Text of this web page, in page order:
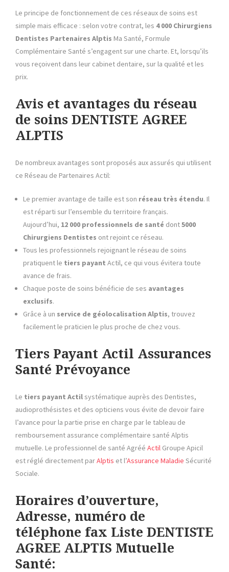
Le principe de fonctionnement de ces réseaux de soins est
simple mais efficace : selon votre contrat, les 4 000 Chirurgiens
Dentistes Partenaires Alptis Ma Santé, Formule
Complémentaire Santé s’engagent sur une charte. Et, lorsqu’ils
vous reçoivent dans leur cabinet dentaire, sur la qualité et les
prix.
Avis et avantages du réseau
de soins DENTISTE AGREE
ALPTIS
De nombreux avantages sont proposés aux assurés qui utilisent
ce Réseau de Partenaires Actil:
Le premier avantage de taille est son réseau très étendu. Il
est réparti sur l’ensemble du territoire français.
Aujourd’hui, 12 000 professionnels de santé dont5000
Chirurgiens Dentistes ont rejoint ce réseau.
Tous les professionnels rejoignant le réseau de soins
pratiquent le tiers payant Actil, ce qui vous évitera toute
avance de frais.
Chaque poste de soins bénéficie de ses avantages
exclusifs.
Grâce à un service de géolocalisation Alptis, trouvez
facilement le praticien le plus proche de chez vous.
Tiers Payant Actil Assurances
Santé Prévoyance
Le tiers payant Actil systématique auprès des Dentistes,
audioprothésistes et des opticiens vous évite de devoir faire
l’avance pour la partie prise en charge par le tableau de
remboursement assurance complémentaire santé Alptis
mutuelle. Le professionnel de santé Agréé Actil Groupe Apicil
est réglé directement parAlptis et l’Assurance Maladie Sécurité
Sociale.
Horaires d’ouverture,
Adresse, numéro de
téléphone fax Liste DENTISTE
AGREE ALPTIS Mutuelle
Santé: